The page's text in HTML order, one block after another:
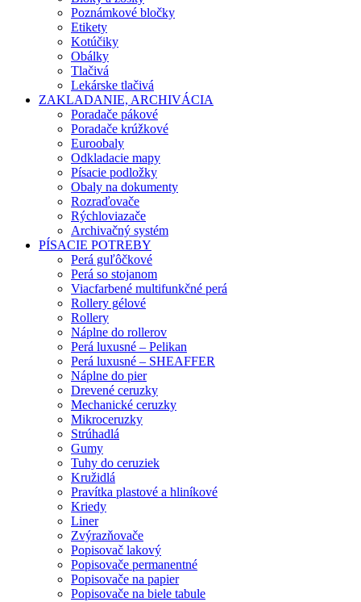
Poznámkové bločky
Etikety
Kotúčiky
Obálky
Tlačivá
Lekárske tlačivá
ZAKLADANIE, ARCHIVÁCIA
Poradače pákové
Poradače krúžkové
Euroobaly
Odkladacie mapy
Písacie podložky
Obaly na dokumenty
Rozraďovače
Rýchloviazače
Archivačný systém
PÍSACIE POTREBY
Perá guľôčkové
Perá so stojanom
Viacfarbené multifunkčné perá
Rollery gélové
Rollery
Náplne do rollerov
Perá luxusné – Pelikan
Perá luxusné – SHEAFFER
Náplne do pier
Drevené ceruzky
Mechanické ceruzky
Mikroceruzky
Strúhadlá
Gumy
Tuhy do ceruziek
Kružidlá
Pravítka plastové a hliníkové
Kriedy
Liner
Zvýrazňovače
Popisovač lakový
Popisovače permanentné
Popisovače na papier
Popisovače na biele tabule